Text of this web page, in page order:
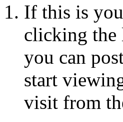
If this is
clicking the
you can
start
visit from